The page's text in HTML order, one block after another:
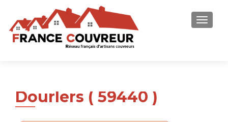
Dourlers ( 59440 )